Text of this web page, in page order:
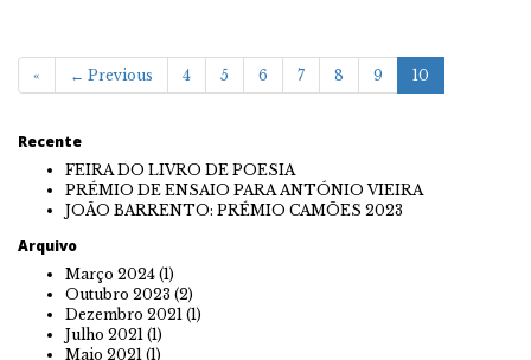
« ← Previous 4 5 6 7 8 9 10
Recente
FEIRA DO LIVRO DE POESIA
PRÉMIO DE ENSAIO PARA ANTÓNIO VIEIRA
JOÃO BARRENTO: PRÉMIO CAMÕES 2023
Arquivo
Março 2024 (1)
Outubro 2023 (2)
Dezembro 2021 (1)
Julho 2021 (1)
Maio 2021 (1)